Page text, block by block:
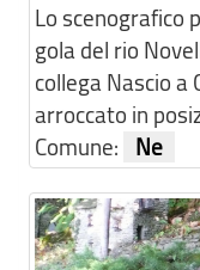
Lo scenografico
gola del rio
collega Nascio a
arroccato in
Comune:
Ne